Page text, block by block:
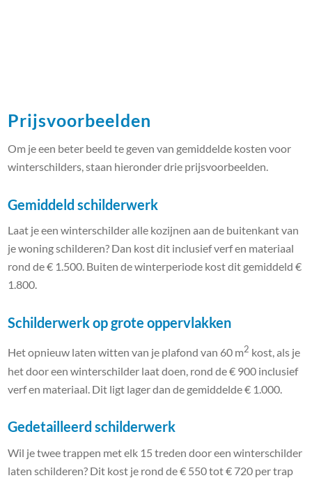
Prijsvoorbeelden
Om je een beter beeld te geven van gemiddelde kosten voor
winterschilders, staan hieronder drie prijsvoorbeelden.
Gemiddeld schilderwerk
Laat je een winterschilder alle kozijnen aan de buitenkant van
je woning schilderen? Dan kost dit inclusief verf en materiaal
rond de € 1.500. Buiten de winterperiode kost dit gemiddeld €
1.800.
Schilderwerk op grote oppervlakken
Het opnieuw laten witten van je plafond van 60 m2 kost, als je
het door een winterschilder laat doen, rond de € 900 inclusief
verf en materiaal. Dit ligt lager dan de gemiddelde € 1.000.
Gedetailleerd schilderwerk
Wil je twee trappen met elk 15 treden door een winterschilder
laten schilderen? Dit kost je rond de € 550 tot € 720 per trap